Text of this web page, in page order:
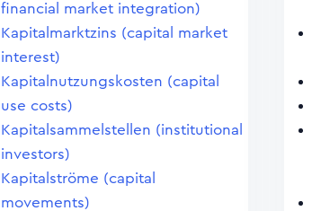
financial market integration)
Kapitalmarktzins (capital market
interest)
Kapitalnutzungskosten (capital
use costs)
Kapitalsammelstellen (institutional
investors)
Kapitalströme (capital
movements)